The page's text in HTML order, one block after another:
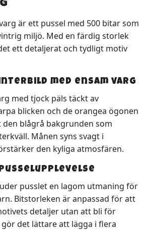
är ett pussel med 500 bitar som
miljö. Med en färdig storlek
ett detaljerat och tydligt motiv
med ensam varg
med tjock päls täckt av
blicken och de orangea ögonen
blågrå bakgrunden som
Månen syns svagt i
den kyliga atmosfären.
pusslet en lagom utmaning för
Bitstorleken är anpassad för att
detaljer utan att bli för
det lättare att lägga i flera